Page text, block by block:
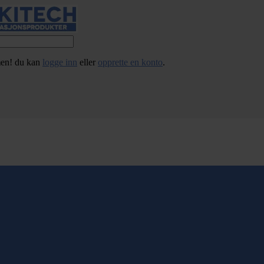
du kan logge inn eller opprette en konto.